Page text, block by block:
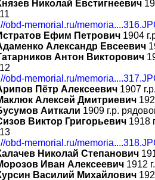
Николай Евстигнеевич
obd-memorial.ru/
Ефим Петрович 1904
Александр Евсеевич
Антон Викторович
obd-memorial.ru/
Пётр Алексеевич 1907
Алексей Дмитриевич
Аиткали 1909 г.р.
Виктор Григорьевич 1918
obd-memorial.ru/
Николай Степанович
Иван Алексеевич 1912
Василий Михайлович